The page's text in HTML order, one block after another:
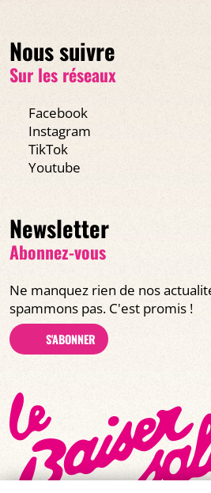
Nous suivre
Sur les réseaux
Facebook
Instagram
TikTok
Youtube
Newsletter
Abonnez-vous
Ne manquez rien de nos
spammons pas. C'est promis !
S'ABONNER